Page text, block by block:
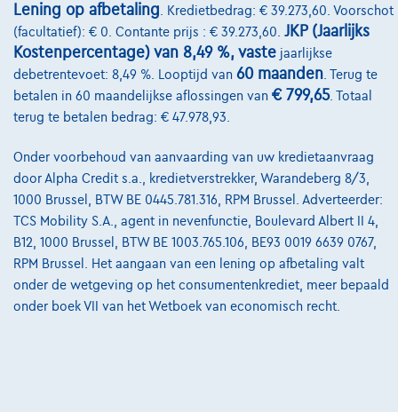
Lening op afbetaling . Kredietbedrag: € 39.273,60. Voorschot
(facultatief): € 0. Contante prijs : € 39.273,60. JKP (Jaarlijks
Kostenpercentage) van 8,49 %, vaste jaarlijkse
debetrentevoet: 8,49 %. Looptijd van 60 maanden . Terug te
betalen in 60 maandelijkse aflossingen van € 799,65. Totaal
terug te betalen bedrag: € 47.978,93.
Onder voorbehoud van aanvaarding van uw kredietaanvraag
door Alpha Credit s.a., kredietverstrekker, Warandeberg 8/3,
1000 Brussel, BTW BE 0445.781.316, RPM Brussel. Adverteerder:
TCS Mobility S.A., agent in nevenfunctie, Boulevard Albert II 4,
B12, 1000 Brussel, BTW BE 1003.765.106, BE93 0019 6639 0767,
RPM Brussel. Het aangaan van een lening op afbetaling valt
onder de wetgeving op het consumentenkrediet, meer bepaald
onder boek VII van het Wetboek van economisch recht.
Onze partners
Onze team
Contact
@2024 TCS Mobility SA/NV Copyright
Algemene Voorwaarden
Bijstandsvoorwaarden
Privacyverklaring
Cookiebeleid